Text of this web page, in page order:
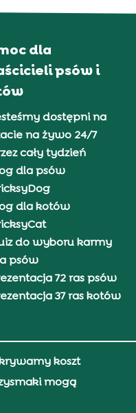
dla
psów i
dostępni na
na żywo 24/7
cały tydzień
dla psów
dla kotów
do wyboru karmy
psów
72 ras psów
37 ras kotów
koszt
mogą